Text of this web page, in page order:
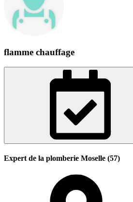
flamme chauffage
Expert de la plomberie Moselle (57)